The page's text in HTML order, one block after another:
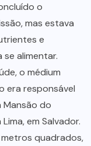
o
mas estava
e
alimentar.
o médium
era responsável
Mansão do
em Salvador.
quadrados,